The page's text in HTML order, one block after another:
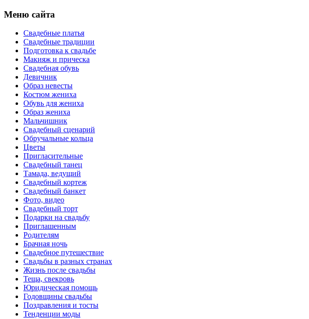
Меню сайта
Свадебные платья
Свадебные традиции
Подготовка к свадьбе
Макияж и прическа
Свадебная обувь
Девичник
Образ невесты
Костюм жениха
Обувь для жениха
Образ жениха
Мальчишник
Свадебный сценарий
Обручальные кольца
Цветы
Пригласительные
Свадебный танец
Тамада, ведущий
Свадебный кортеж
Свадебный банкет
Фото, видео
Свадебный торт
Подарки на свадьбу
Приглашенным
Родителям
Брачная ночь
Свадебное путешествие
Свадьбы в разных странах
Жизнь после свадьбы
Теща, свекровь
Юридическая помощь
Годовщины свадьбы
Поздравления и тосты
Тенденции моды